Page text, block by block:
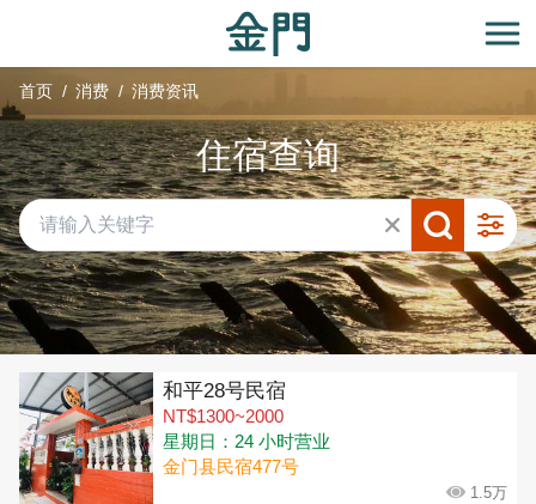
主
要
内
容
区
块
开
首页 消费 消费资讯
住宿查询
共有 315 间店家
和平28号民宿
NT$1300~2000
星期日：24 小时营业
金门县民宿477号
1.5万